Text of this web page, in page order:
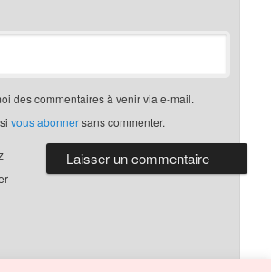
des commentaires à venir via e-mail.
vous abonnersans commenter.